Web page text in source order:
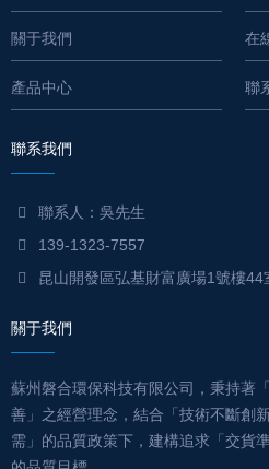
關于我們 在
產品中心 聯
聯系我們
聯系人：吳先生
139-1323-7557
昆山開發區弘基財富廣場1號樓44
關于我們
蘇州磐合環保科技有限公司，秉持著
善」之經營理念，結合「技術不斷創
需」的品質政策下，建構追求「交貨